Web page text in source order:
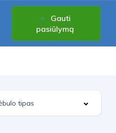
Gauti
pasiūlymą